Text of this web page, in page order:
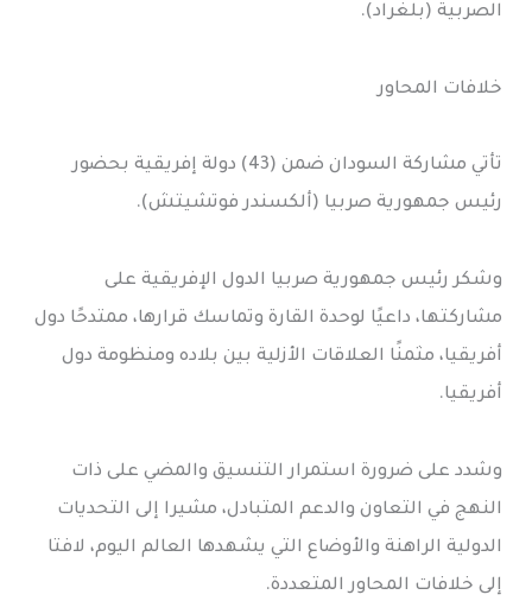
الصربية (بلغراد).
خلافات المحاور
تأتي مشاركة السودان ضمن (43) دولة إفريقية بحضور
رئيس جمهورية صربيا (ألكسندر فوتشيتش).
وشكر رئيس جمهورية صربيا الدول الإفريقية على
مشاركتها، داعيًا لوحدة القارة وتماسك قرارها، ممتدحًا دول
أفريقيا، مثمنًا العلاقات الأزلية بين بلاده ومنظومة دول
أفريقيا.
وشدد على ضرورة استمرار التنسيق والمضي على ذات
النهج في التعاون والدعم المتبادل، مشيرا إلى التحديات
الدولية الراهنة والأوضاع التي يشهدها العالم اليوم، لافتا
إلى خلافات المحاور المتعددة.